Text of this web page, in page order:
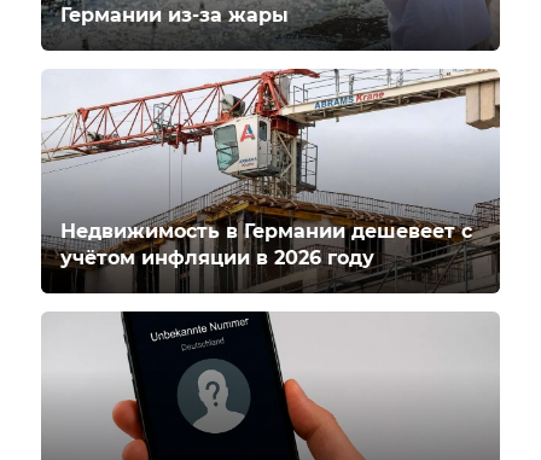
Германии из-за жары
Недвижимость в Германии дешевеет с
учётом инфляции в 2026 году